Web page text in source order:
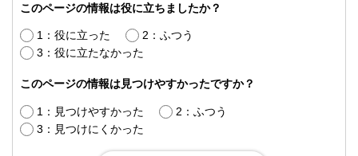
このページの情報は役に立ちましたか？
1：役に立った
2：ふつう
3：役に立たなかった
このページの情報は見つけやすかったですか？
1：見つけやすかった
2：ふつう
3：見つけにくかった